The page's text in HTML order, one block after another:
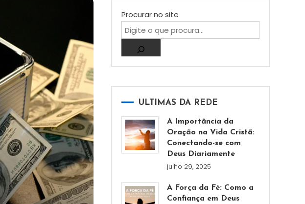
Procurar no site
ULTIMAS DA REDE
A Importância da
Oração na Vida Cristã:
Conectando-se com
Deus Diariamente
julho 29, 2025
A Força da Fé: Como a
Confiança em Deus